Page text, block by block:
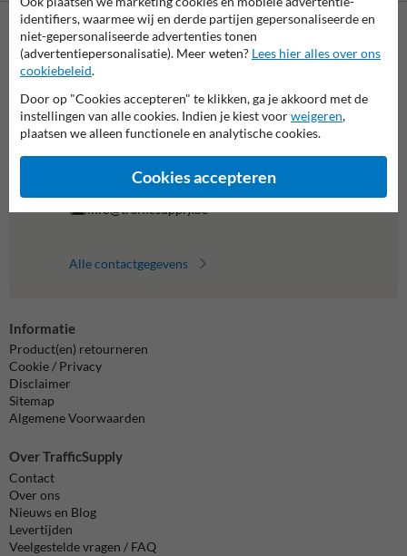
Neem contact op met onze productspecialist
Matthias!
al je vragen over onze producten en diensten.
bereikbaar tot 17.00
Chat met ons online
info@trafficsupply.be
Alle contactgegevens
Informatie
Product(en) retourneren
Cookie / Privacy
Disclaimer
Sitemap
Algemene Voorwaarden
Over TrafficSupply
Contact
Over ons
Nieuws en Blog
Levertijden
Veelgestelde vragen / FAQ
identifiers, waarmee wij en derde partijen gepersonaliseerde en
niet-gepersonaliseerde advertenties tonen
(advertentiepersonalisatie). Meer weten? Lees hier alles over ons
cookiebeleid.
Door op "Cookies accepteren" te klikken, ga je akkoord met de
instellingen van alle cookies. Indien je kiest voorweigeren,
plaatsen we alleen functionele en analytische cookies.
Cookies accepteren